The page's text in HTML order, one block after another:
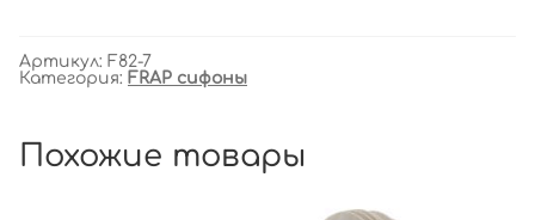
Артикул: F82-7
Категория: FRAP сифоны
Похожие товары